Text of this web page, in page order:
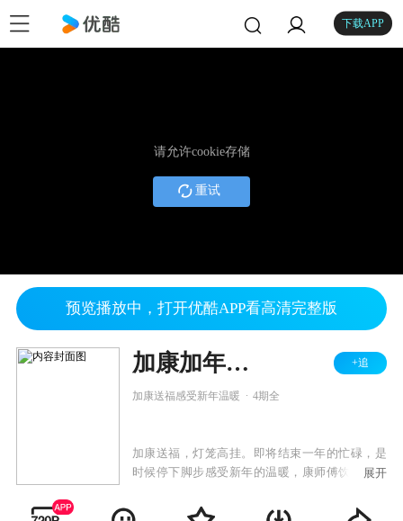
下载APP
请允许cookie存储
重试
预览播放中，打开优酷APP看高清完整版
加康加年味 第三季 +追
加康送福感受新年温暖 4期全
加康送福，灯笼高挂。即将结束一年的忙碌，是
时候停下脚步感受新年的温暖，康师傅饮品《加
全新的方式打开熟悉的春节，也有充满奇思妙想
展开